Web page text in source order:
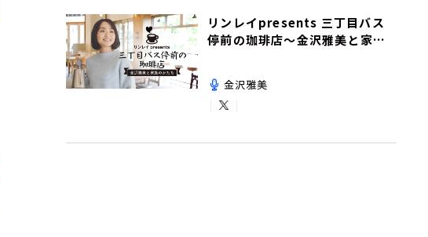
リンレイpresents 三丁目バス
停前の珈琲店～金沢雅美と家族
金沢雅美